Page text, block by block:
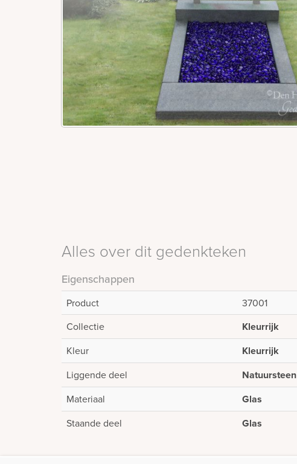
Alles over dit gedenkteken
Eigenschappen
Product
37001
Collectie
Kleurrijk
Kleur Kleurrijk
Liggende deel Natuursteen
Materiaal Glas
Staande deel Glas